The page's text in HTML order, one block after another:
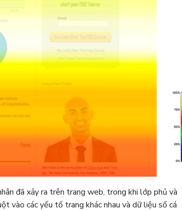
đã xảy ra trên trang web, trong khi lớp phủ và
vào các yếu tố trang khác nhau và dữ liệu số cá